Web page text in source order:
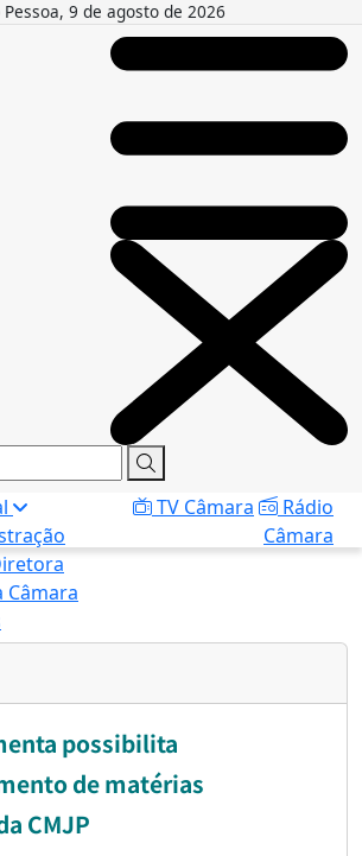
Pessoa, 9 de agosto de 2026
Câmara
TV Câmara
Rádio
Câmara
possibilita
de matérias
CMJP